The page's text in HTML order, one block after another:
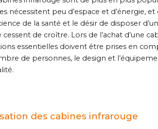
nécessitent peu d’espace et d’énergie,
de la santé et le désir de disposer
cessent de croître. Lors de l’achat d’une
essentielles doivent être prises en
de personnes, le design et
des cabines infrarouge